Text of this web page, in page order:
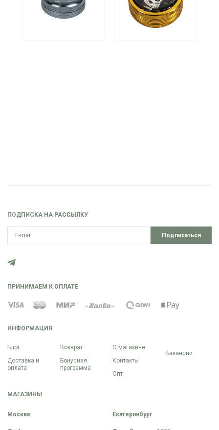
ИНФОРМАЦИЯ
Блог
Доставка и
оплата
Возврат
Бонусная
программа
О магазине
Контакты
Опт
Вакансии
МАГАЗИНЫ
Москва Екатеринбург
ПОДПИСКА НА РАССЫЛКУ
Подписаться
ПРИНИМАЕМ К ОПЛАТЕ